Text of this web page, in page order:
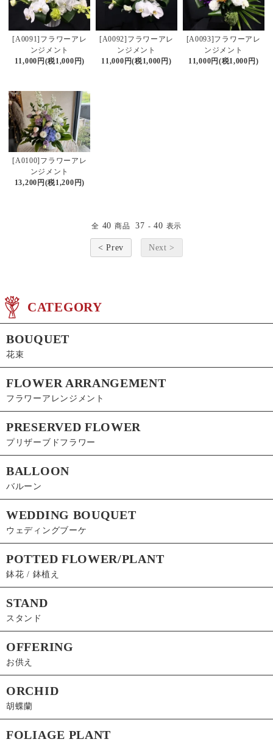
[A0091]フラワーアレ
ンジメント
11,000円(税1,000円)
[A0092]フラワーアレ
ンジメント
11,000円(税1,000円)
[A0093]フラワーアレ
ンジメント
11,000円(税1,000円)
[A0100]フラワーアレ
ンジメント
13,200円(税1,200円)
全 40 商品 37 - 40 表示
< Prev Next >
CATEGORY
BOUQUET
花束
FLOWER ARRANGEMENT
フラワーアレンジメント
PRESERVED FLOWER
プリザーブドフラワー
BALLOON
バルーン
WEDDING BOUQUET
ウェディングブーケ
POTTED FLOWER/PLANT
鉢花 / 鉢植え
STAND
スタンド
OFFERING
お供え
ORCHID
胡蝶蘭
FOLIAGE PLANT